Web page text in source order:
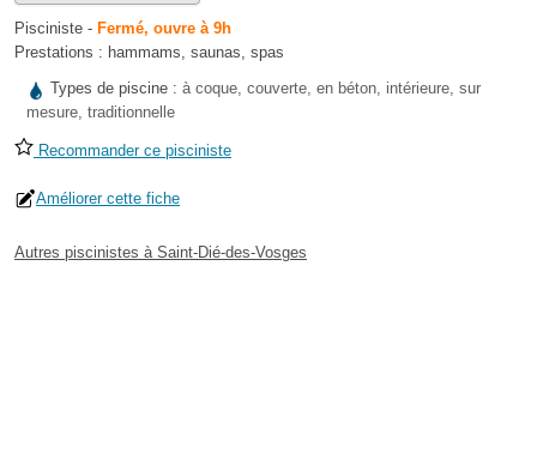
Pisciniste - Fermé, ouvre à 9h
Prestations : hammams, saunas, spas
Types de piscine : à coque, couverte, en béton, intérieure, sur
mesure, traditionnelle
Recommander ce pisciniste
Améliorer cette fiche
Autres piscinistes à Saint-Dié-des-Vosges